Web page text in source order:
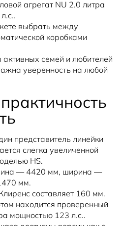
агрегат NU 2.0 литра
выбрать между
коробками
семей и любителей
уверенность на любой
представитель линейки
слегка увеличенной
HS.
— 4420 мм, ширина —
мм.
составляет 160 мм.
находится проверенный
мощностью 123 л.с..